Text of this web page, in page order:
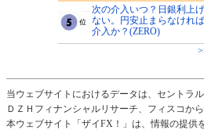
次の介入いつ？日銀利上
ない。円安止まらなけれ
介入か？(ZERO)
当ウェブサイトにおけるデータは、セントラ
ＤＺＨフィナンシャルリサーチ、フィスコか
本ウェブサイト「ザイFX！」は、情報の提供